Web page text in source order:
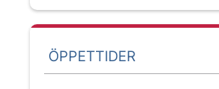
ÖPPETTIDER